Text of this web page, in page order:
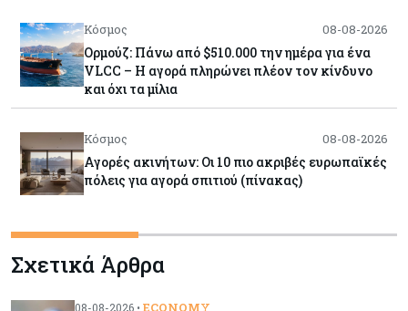
Κόσμος 08-08-2026
Ορμούζ: Πάνω από $510.000 την ημέρα για ένα
VLCC – Η αγορά πληρώνει πλέον τον κίνδυνο
και όχι τα μίλια
Κόσμος 08-08-2026
Αγορές ακινήτων: Οι 10 πιο ακριβές ευρωπαϊκές
πόλεις για αγορά σπιτιού (πίνακας)
Κόσμος 08-08-2026
Οι πυρκαγιές κατακαίνε την Ευρώπη, αλλά οι
ζημιές δεν είναι ασφαλισμένες
Σχετικά Άρθρα
08-08-2026 • ECONOMY